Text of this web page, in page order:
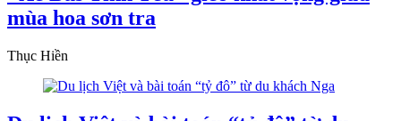
mùa hoa sơn tra
Thục Hiền